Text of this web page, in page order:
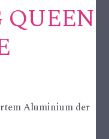
QUEEN
Aluminium der